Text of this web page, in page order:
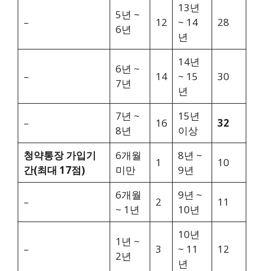
–
5년 ~
6년
12
13년
~ 14
년
28
–
6년 ~
7년
14
14년
~ 15
년
30
–
7년 ~
8년
16
15년
이상
32
청약통장 가입기
간(최대 17점)
6개월
미만
1
8년 ~
9년
10
–
6개월
~ 1년
2
9년 ~
10년
11
–
1년 ~
2년
3
10년
~ 11
년
12